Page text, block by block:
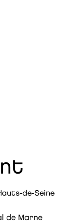
de-Seine
de Marne